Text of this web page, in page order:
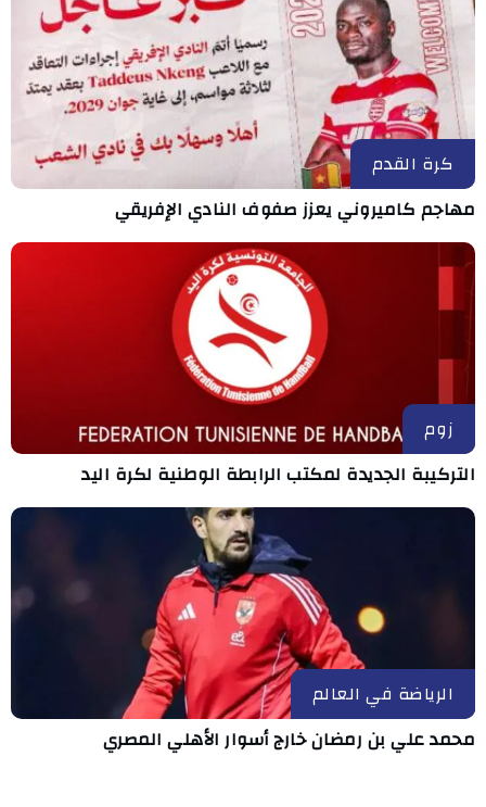
كرة القدم
مهاجم كاميروني يعزز صفوف النادي الإفريقي
زوم
التركيبة الجديدة لمكتب الرابطة الوطنية لكرة اليد
الرياضة في العالم
محمد علي بن رمضان خارج أسوار الأهلي المصري